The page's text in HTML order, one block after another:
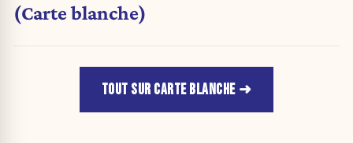
(Carte blanche)
TOUT SUR CARTE BLANCHE